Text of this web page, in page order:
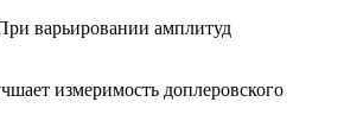
варьировании амплитуд
измеримость доплеровского